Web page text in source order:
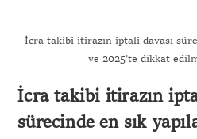
İcra takibi itirazın iptali davası
ve 2025’te dikkat
İcra takibi itirazın
sürecinde en sık